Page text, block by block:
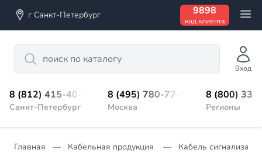
г Санкт-Петербург 9898
код клиента
Search
Вход
8 (812) 415-40-45
Санкт-Петербург
8 (495) 780-77-98
Москва
8 (800)
Регионы
Главная Кабельная продукция Кабель